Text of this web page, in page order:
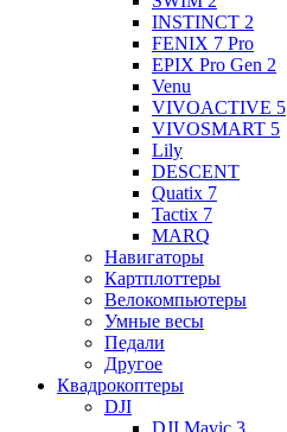
INSTINCT 2
FENIX 7 Pro
EPIX Pro Gen 2
Venu
VIVOACTIVE 5
VIVOSMART 5
Lily
DESCENT
Quatix 7
Tactix 7
MARQ
Навигаторы
Картплоттеры
Велокомпьютеры
Умные весы
Педали
Другое
Квадрокоптеры
DJI
DJI Mavic 3